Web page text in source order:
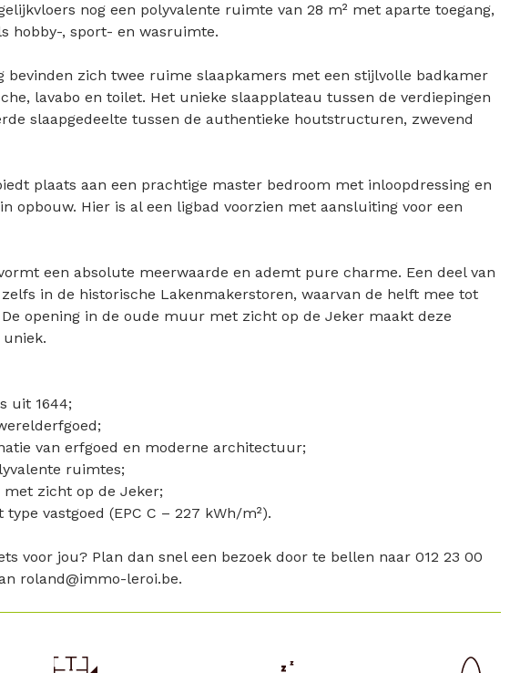
nog een polyvalente ruimte van 28 m² met aparte toegang,
hobby-, sport- en wasruimte.
bevinden zich twee ruime slaapkamers met een stijlvolle badkamer
lavabo en toilet. Het unieke slaapplateau tussen de verdiepingen
slaapgedeelte tussen de authentieke houtstructuren, zwevend
plaats aan een prachtige master bedroom met inloopdressing en
opbouw. Hier is al een ligbad voorzien met aansluiting voor een
een absolute meerwaarde en ademt pure charme. Een deel van
in de historische Lakenmakerstoren, waarvan de helft mee tot
opening in de oude muur met zicht op de Jeker maakt deze
uit 1644;
van erfgoed en moderne architectuur;
ruimtes;
zicht op de Jeker;
vastgoed (EPC C – 227 kWh/m²).
voor jou? Plan dan snel een bezoek door te bellen naar 012 23 00
roland@immo-leroi.be.